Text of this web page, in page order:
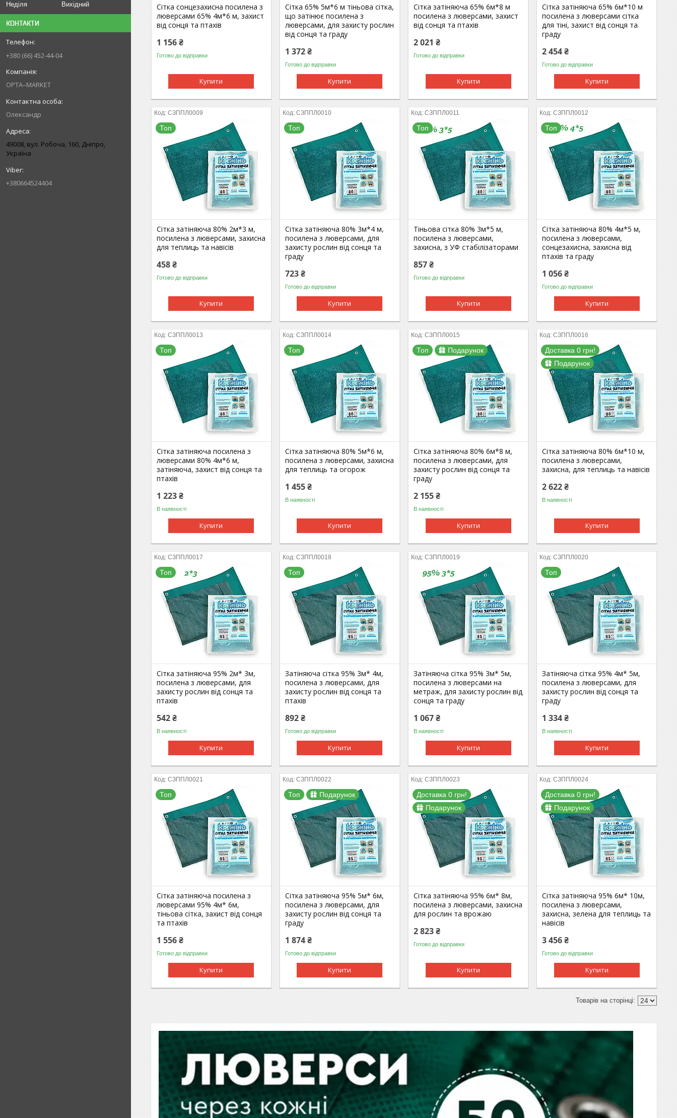
Неділя
Вихідний
КОНТАКТИ
+380 (66) 452-44-04
OPTA–MARKET
Олександр
49008, вул. Робоча, 160, Дніпро,
Україна
+380664524404
Сітка сонцезахисна посилена з
люверсами 65% 4м*6 м, захист
від сонця та птахів
1 156 ₴
Готово до відправки
Купити
Сітка 65% 5м*6 м тіньова сітка,
що затінює посилена з
люверсами, для захисту рослин
від сонця та граду
1 372 ₴
Готово до відправки
Купити
Сітка затіняюча 65% 6м*8 м
посилена з люверсами, захист
від сонця та птахів
2 021 ₴
Готово до відправки
Купити
Сітка затіняюча 65% 6м*10 м
посилена з люверсами сітка
для тіні, захист від сонця та
граду
2 454 ₴
Готово до відправки
Купити
СЗППЛ0009
Топ
Сітка затіняюча 80% 2м*3 м,
посилена з люверсами, захисна
для теплиць та навісів
458 ₴
Готово до відправки
Купити
СЗППЛ0010
Топ
Сітка затіняюча 80% 3м*4 м,
посилена з люверсами, для
захисту рослин від сонця та
граду
723 ₴
Готово до відправки
Купити
СЗППЛ0011
Топ
Тіньова сітка 80% 3м*5 м,
посилена з люверсами,
захисна, з УФ стабілізаторами
857 ₴
Готово до відправки
Купити
СЗППЛ0012
Топ
Сітка затіняюча 80% 4м*5 м,
посилена з люверсами,
сонцезахисна, захисна від
птахів та граду
1 056 ₴
Готово до відправки
Купити
СЗППЛ0013
Топ
Сітка затіняюча посилена з
люверсами 80% 4м*6 м,
затіняюча, захист від сонця та
птахів
1 223 ₴
В наявності
Купити
СЗППЛ0014
Топ
Сітка затіняюча 80% 5м*6 м,
посилена з люверсами, захисна
для теплиць та огорож
1 455 ₴
В наявності
Купити
СЗППЛ0015
Топ Подарунок
Сітка затіняюча 80% 6м*8 м,
посилена з люверсами, для
захисту рослин від сонця та
граду
2 155 ₴
В наявності
Купити
СЗППЛ0016
Доставка 0 грн!
Подарунок
Сітка затіняюча 80% 6м*10 м,
посилена з люверсами,
захисна, для теплиць та навісів
2 622 ₴
В наявності
Купити
СЗППЛ0017
Топ
Сітка затіняюча 95% 2м* 3м,
посилена з люверсами, для
захисту рослин від сонця та
птахів
542 ₴
В наявності
Купити
СЗППЛ0018
Топ
Затіняюча сітка 95% 3м* 4м,
посилена з люверсами, для
захисту рослин від сонця та
птахів
892 ₴
Готово до відправки
Купити
СЗППЛ0019
Затіняюча сітка 95% 3м* 5м,
посилена з люверсами на
метраж, для захисту рослин від
сонця та граду
1 067 ₴
В наявності
Купити
СЗППЛ0020
Топ
Затіняюча сітка 95% 4м* 5м,
посилена з люверсами, для
захисту рослин від сонця та
граду
1 334 ₴
В наявності
Купити
СЗППЛ0021
Топ
Сітка затіняюча посилена з
люверсами 95% 4м* 6м,
тіньова сітка, захист від сонця
та птахів
1 556 ₴
Готово до відправки
Купити
СЗППЛ0022
Топ Подарунок
Сітка затіняюча 95% 5м* 6м,
посилена з люверсами, для
захисту рослин від сонця та
граду
1 874 ₴
Готово до відправки
Купити
СЗППЛ0023
Доставка 0 грн!
Подарунок
Сітка затіняюча 95% 6м* 8м,
посилена з люверсами, захисна
для рослин та врожаю
2 823 ₴
Готово до відправки
Купити
СЗППЛ0024
Доставка 0 грн!
Подарунок
Сітка затіняюча 95% 6м* 10м,
посилена з люверсами,
захисна, зелена для теплиць та
навісів
3 456 ₴
Готово до відправки
Купити